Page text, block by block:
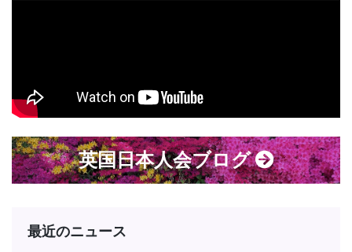
英国日本人会ブログ
最近のニュース